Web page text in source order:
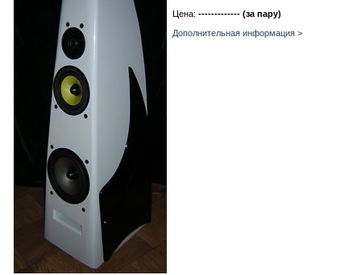
Цена: ------------- (за пару)
Дополнительная информация >